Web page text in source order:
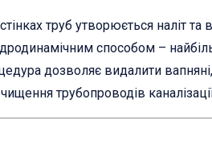
труб утворюється наліт
способом –
дозволяє видалити
трубопроводів